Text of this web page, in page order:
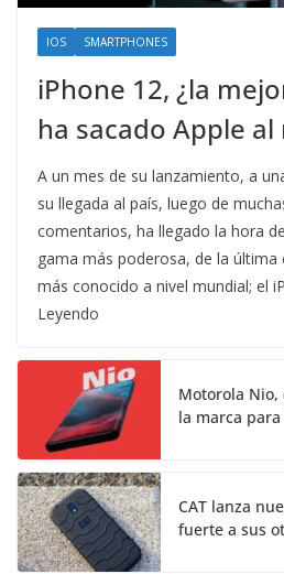
IOS SMARTPHONES
iPhone 12, ¿la
ha sacado Apple
A un mes de su lanzamiento, a
su llegada al país, luego de
comentarios, ha llegado la hora
gama más poderosa, de la última
más conocido a nivel mundial; el
Leyendo
Motorola
la marca para
CAT lanza
fuerte a sus